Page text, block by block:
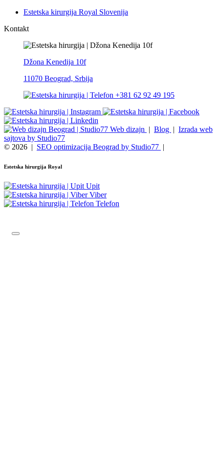
Estetska kirurgija Royal Slovenija
Kontakt
Džona Kenedija 10f
11070 Beograd, Srbija
+381 62 92 49 195
Web dizajn | Blog | Izrada web
sajtova by Studio77
© 2026 | SEO optimizacija Beograd by Studio77 |
Estetska hirurgija Royal
Upit
Viber
Telefon